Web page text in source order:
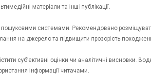
матеріали та інші публікації.
пошуковими системами. Рекомендовано
на джерело та підвищити прозорість
суб’єктивні оцінки чи аналітичні висновки.
інформації читачами.